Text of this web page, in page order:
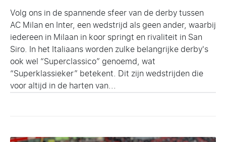
Volg ons in de spannende sfeer van de derby tussen
AC Milan en Inter, een wedstrijd als geen ander, waarbij
iedereen in Milaan in koor springt en rivaliteit in San
Siro. In het Italiaans worden zulke belangrijke derby's
ook wel “Superclassico” genoemd, wat
“Superklassieker” betekent. Dit zijn wedstrijden die
voor altijd in de harten van...